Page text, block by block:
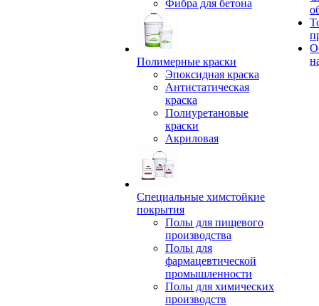
Фибра для бетона
Полимерные краски
Эпоксидная краска
Антистатическая
краска
Полиуретановые
краски
Акриловая
Специальные химстойкие
покрытия
Полы для пищевого
производства
Полы для
фармацевтической
промышленности
Полы для химических
производств